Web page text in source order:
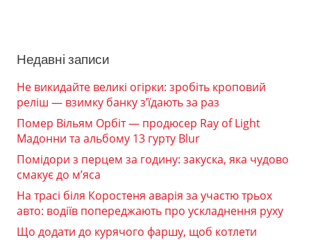
Недавні записи
Не викидайте великі огірки: зробіть кроповий
реліш — взимку банку з’їдають за раз
Помер Вільям Орбіт — продюсер Ray of Light
Мадонни та альбому 13 гурту Blur
Помідори з перцем за годину: закуска, яка чудово
смакує до м’яса
На трасі біля Коростеня аварія за участю трьох
авто: водіїв попереджають про ускладнення руху
Що додати до курячого фаршу, щоб котлети